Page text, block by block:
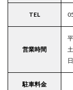
TEL
営業時間
駐車料金